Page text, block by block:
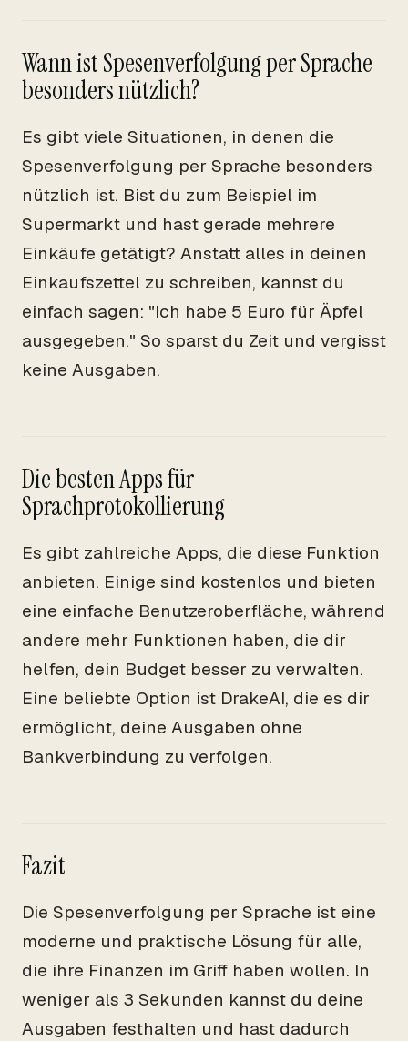
Wann ist Spesenverfolgung per Sprache
besonders nützlich?
Es gibt viele Situationen, in denen die
Spesenverfolgung per Sprache besonders
nützlich ist. Bist du zum Beispiel im
Supermarkt und hast gerade mehrere
Einkäufe getätigt? Anstatt alles in deinen
Einkaufszettel zu schreiben, kannst du
einfach sagen: "Ich habe 5 Euro für Äpfel
ausgegeben." So sparst du Zeit und vergisst
keine Ausgaben.
Die besten Apps für
Sprachprotokollierung
Es gibt zahlreiche Apps, die diese Funktion
anbieten. Einige sind kostenlos und bieten
eine einfache Benutzeroberfläche, während
andere mehr Funktionen haben, die dir
helfen, dein Budget besser zu verwalten.
Eine beliebte Option ist DrakeAI, die es dir
ermöglicht, deine Ausgaben ohne
Bankverbindung zu verfolgen.
Fazit
Die Spesenverfolgung per Sprache ist eine
moderne und praktische Lösung für alle,
die ihre Finanzen im Griff haben wollen. In
weniger als 3 Sekunden kannst du deine
Ausgaben festhalten und hast dadurch